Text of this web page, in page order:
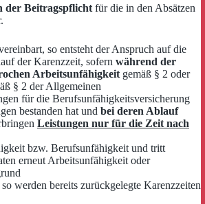
der Beitragspflicht für die in den Absätzen
so entsteht der Anspruch auf die
der Karenzzeit, sofern während der
Arbeitsunfähigkeit gemäß § 2 oder
§ 2 der Allgemeinen
für die Berufsunfähigkeitsversicherung
bestanden hat und bei deren Ablauf
Leistungen nur für die Zeit nach
bzw. Berufsunfähigkeit und tritt
erneut Arbeitsunfähigkeit oder
werden bereits zurückgelegte Karenzzeiten